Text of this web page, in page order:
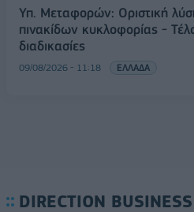
Υπ. Μεταφορών: Οριστική
πινακίδων κυκλοφορίας -
διαδικασίες
09/08/2026 - 11:18 ΕΛΛΑΔΑ
DIRECTION